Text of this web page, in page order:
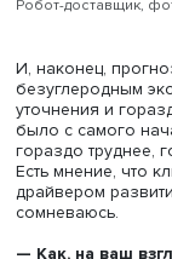
и благородная
торговые
благоприятные